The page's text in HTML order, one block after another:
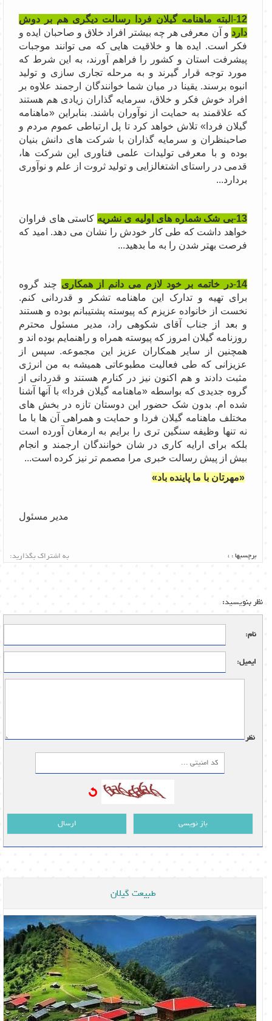
12-ا لبته ماهنامه گیلان فردا رسالت دیگری هم بر دوش
دارد و آن معرفی هر چه بیشتر افراد خلاق و صاحبان ایده و
فکر است. ایده ها و خلاقیت هایی که می توانند موجبات
پیشرفت استان و کشور را فراهم آورند، به این شرط که
مورد توجه قرار گیرند و به مرحله تجاری سازی و تولید
انبوه برسند. یقینا در میان شما خوانندگان ارجمند علاوه بر
افراد خوش فکر و خلاق، سرمایه گذاران زیادی هم هستند
که علاقمند به حمایت از نوآوران باشند. بنابراین «ماهنامه
گیلان فردا» تلاش خواهد کرد تا پل ارتباطی عموم مردم و
صاحبنظران و سرمایه گذاران با شرکت های دانش بنیان
بوده و با معرفی تولیدات علمی فناوری این شرکت ها،
قدمی در راستای اشتغالزایی و تولید ثروت از علم و نوآوری
بردارد...
13
-بی شک شماره های اولیه ی نشریه کاستی های فراوان
خواهد داشت که طی کار خودش را نشان می دهد. امید که
فرصت بهتر شدن را به ما بدهید...
14
-در خاتمه بر خود لازم می دانم از همکاری چند گروه
برای تهیه و تدارک این ماهنامه تشکر و قدردانی کنم.
نخست از خانواده عزیزم که پیوسته پشتیبانم بوده و هستند
و بعد از جناب آقای شکوهی راد، مدیر مسئول محترم
روزنامه گیلان امروز که پیوسته همراه و راهنمایم بوده اند و
همچنین از سایر همکاران عزیز این مجموعه. سپس از
عزیزانی که طی فعالیت مطبوعاتی همیشه به من انرژی
مثبت دادند و هم اکنون نیز در کنارم هستند و قدردانی از
گروه جدیدی که بواسطه «ماهنامه گیلان فردا» با آنها آشنا
شده ام. بدون شک حضور این دوستان تازه در بخش های
مختلف ماهنامه گیلان فردا و حمایت و همراهی آن ها با ما
نه تنها وظیفه سنگین تری را برایم به ارمغان آورده است
بلکه برای ارایه کاری در شان خوانندگان ارجمند و انجام
بیش از پیش رسالت خبری مرا مصمم تر نیز کرده است...
«مهرتان با ما پاینده باد»
مدیر مسئول
برچسبها : ، به اشتراک بگذارید:
نظر بنویسید:
نام:
ایمیل:
نظر:
ارسال باز نویسی
طبیعت گیلان